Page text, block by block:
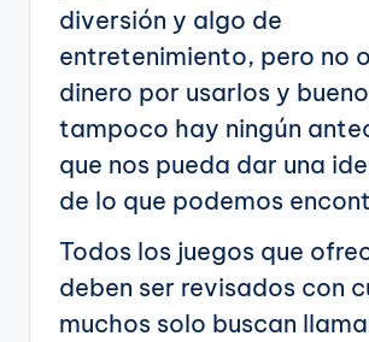
diversión y algo de
entretenimiento, pero no
dinero por usarlos y
tampoco hay ningún
que nos pueda dar una
de lo que podemos
Todos los juegos que
deben ser revisados con
muchos solo buscan